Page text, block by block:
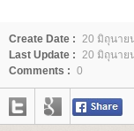
Create Date : 20 มิถุนาย
Last Update : 20 มิถุนาย
Comments : 0